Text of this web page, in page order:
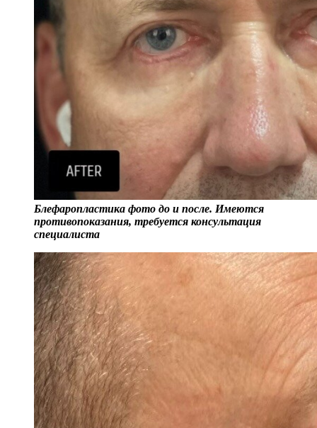
Блефаропластика фото до и после. Имеются
противопоказания, требуется консультация
специалиста